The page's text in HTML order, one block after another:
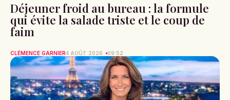
Déjeuner froid au bureau : la formule
qui évite la salade triste et le coup de
faim
CLÉMENCE GARNIER4 AOÛT 2026 09:52